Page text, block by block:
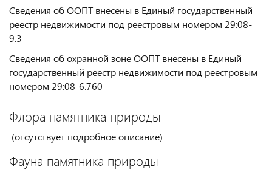
Сведения об ООПТ внесены в Единый государственный
реестр недвижимости под реестровым номером 29:08-
9.3
Сведения об охранной зоне ООПТ внесены в Единый
государственный реестр недвижимости под реестровым
номером 29:08-6.760
Флора памятника природы
(отсутствует подробное описание)
Фауна памятника природы